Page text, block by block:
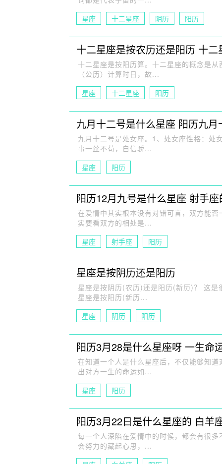
星座
十二星座 阴历 阳历
十二星座是按农历还是阳历 十二
十二星座是按阳历算。十二星座的概念是
（公历）计算时日，故...
星座
十二星座 阳历
九月十二号是什么星座 阳历九月
九月十二号是处女座。1、处女座性格：处
事一丝不苟，自信骄...
星座
阳历
阳历12月九号是什么星座 射手
在爱情中其实根本没有对错可言，双方能
实要看双方的相处是...
星座
射手座 阳历
星座是按阴历还是阳历
星座是按阴历(农历)还是阳历(新历)？ 这
星座是按阳历(新历...
星座
阴历 阳历
阳历3月28是什么星座呀 一生命
在知道一个人是什么星座后，不仅能够知
出对方一生的命运如...
星座
阳历
阳历3月22日是什么星座的 白羊
每一个人深陷在爱情中的时候，都会有很
会努力的藏起心思，...